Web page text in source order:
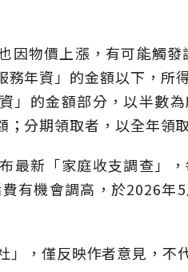
因物價上漲，有可能觸
務年資」的金額以下，所
」的金額部分，以半數
分期領取者，以全年領
最新「家庭收支調查」
有機會調高，於2026年
，僅反映作者意見，不